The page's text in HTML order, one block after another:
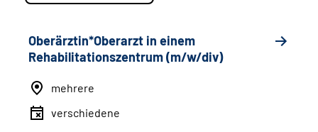
Oberärztin*Oberarzt in einem
Rehabilitationszentrum (m/w/div)
mehrere
verschiedene